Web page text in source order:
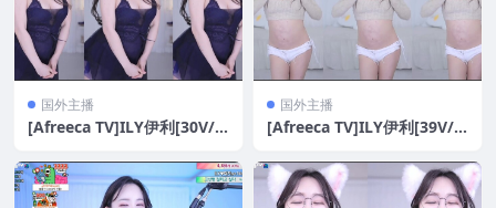
国外主播
[Afreeca TV]ILY伊利[30V/7
国外主播
[Afreeca TV]ILY伊利[39V/9